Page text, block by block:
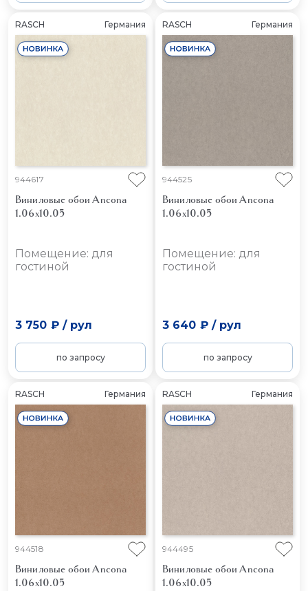
RASCH Германия
944617
Виниловые обои Ancona
1.06x10.05
Помещение: для
гостиной
3 750 ₽/ рул
по запросу
RASCH Германия
944525
Виниловые обои Ancona
1.06x10.05
Помещение: для
гостиной
3 640 ₽/ рул
по запросу
RASCH Германия
944518
Виниловые обои Ancona
1.06x10.05
RASCH Германия
944495
Виниловые обои Ancona
1.06x10.05